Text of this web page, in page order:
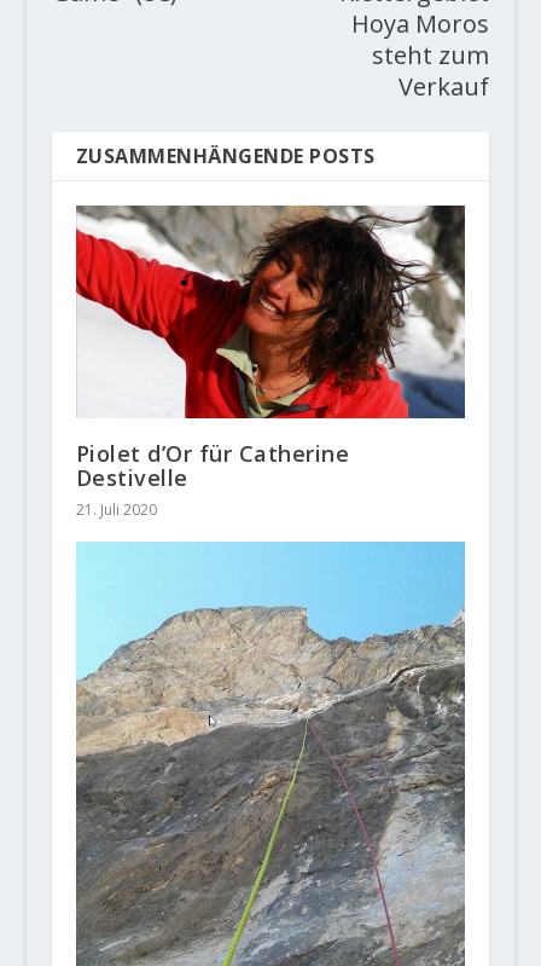
Hoya Moros
steht zum
Verkauf
ZUSAMMENHÄNGENDE POSTS
Piolet d’Or für Catherine
Destivelle
21. Juli 2020